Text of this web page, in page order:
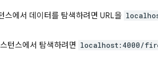
스에서 데이터를 탐색하려면 URL을
턴스에서 탐색하려면 localhost:4000/